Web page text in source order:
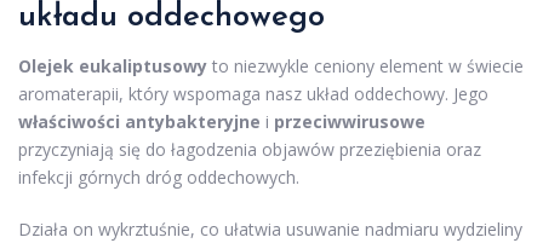
układu oddechowego
Olejek eukaliptusowy to niezwykle ceniony element w świecie
aromaterapii, który wspomaga nasz układ oddechowy. Jego
właściwości antybakteryjne i przeciwwirusowe
przyczyniają się do łagodzenia objawów przeziębienia oraz
infekcji górnych dróg oddechowych.
Działa on wykrztuśnie, co ułatwia usuwanie nadmiaru wydzieliny